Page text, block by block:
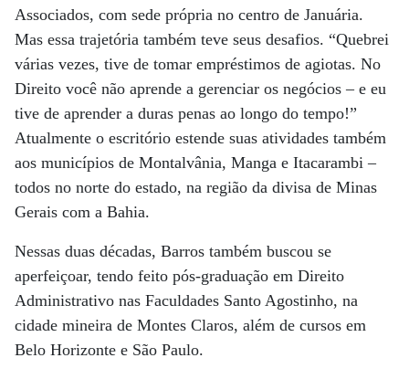
Associados, com sede própria no centro de Januária.
Mas essa trajetória também teve seus desafios. “Quebrei
várias vezes, tive de tomar empréstimos de agiotas. No
Direito você não aprende a gerenciar os negócios – e eu
tive de aprender a duras penas ao longo do tempo!”
Atualmente o escritório estende suas atividades também
aos municípios de Montalvânia, Manga e Itacarambi –
todos no norte do estado, na região da divisa de Minas
Gerais com a Bahia.
Nessas duas décadas, Barros também buscou se
aperfeiçoar, tendo feito pós-graduação em Direito
Administrativo nas Faculdades Santo Agostinho, na
cidade mineira de Montes Claros, além de cursos em
Belo Horizonte e São Paulo.